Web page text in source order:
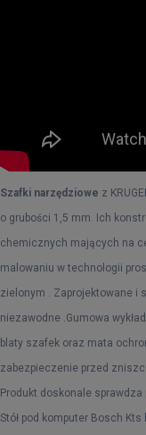
Szafki narzędziowe z
o grubości 1,5 mm. Ich
chemicznych mających na
malowaniu w technologii
zielonym . Zaprojektowane i
niezawodne .Gumowa
blaty szafek oraz mata
zabezpieczenie przed
Produkt doskonale
Stół pod komputer Bosch Kts